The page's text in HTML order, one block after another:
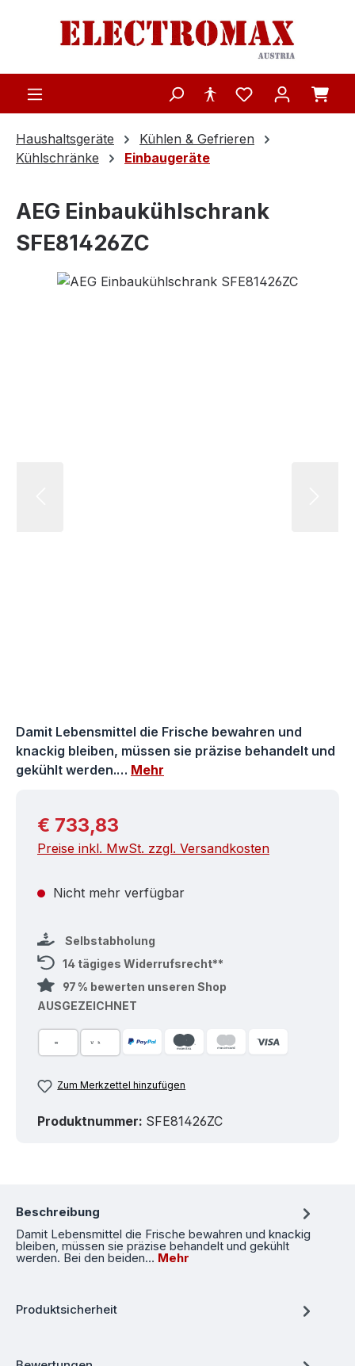
Zum Hauptinhalt springen
Haushaltsgeräte
Kühlen & Gefrieren
Kühlschränke
Einbaugeräte
AEG Einbaukühlschrank
SFE81426ZC
Bildergalerie überspringen
Damit Lebensmittel die Frische bewahren und
knackig bleiben, müssen sie präzise behandelt und
gekühlt werden.… Mehr
Regulärer Preis:
€ 733,83
Preise inkl. MwSt. zzgl. Versandkosten
Nicht mehr verfügbar
Selbstabholung
14 tägiges Widerrufsrecht**
97 % bewerten unseren Shop
AUSGEZEICHNET
Zum Merkzettel hinzufügen
Produktnummer: SFE81426ZC
Beschreibung
Damit Lebensmittel die Frische bewahren und knackig
bleiben, müssen sie präzise behandelt und gekühlt
werden. Bei den beiden… Mehr
Produktsicherheit